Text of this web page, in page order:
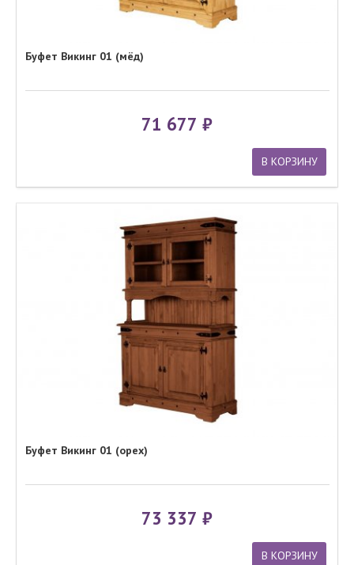
Буфет Викинг 01 (мёд)
71 677
В КОРЗИНУ
Буфет Викинг 01 (орех)
73 337
В КОРЗИНУ